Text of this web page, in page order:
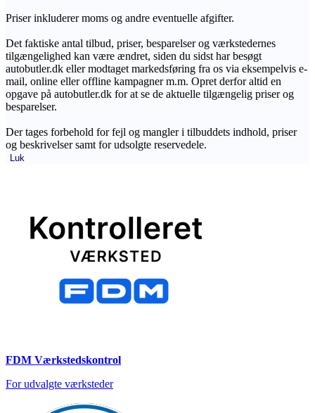
Priser inkluderer moms og andre eventuelle afgifter.
Det faktiske antal tilbud, priser, besparelser og værkstedernes
tilgængelighed kan være ændret, siden du sidst har besøgt
autobutler.dk eller modtaget markedsføring fra os via eksempelvis e-
mail, online eller offline kampagner m.m. Opret derfor altid en
opgave på autobutler.dk for at se de aktuelle tilgængelig priser og
besparelser.
Der tages forbehold for fejl og mangler i tilbuddets indhold, priser
og beskrivelser samt for udsolgte reservedele.
Luk
FDM Værkstedskontrol
For udvalgte værksteder